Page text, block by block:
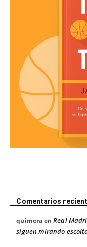
Comentarios
quimeraen Real
siguen mirando